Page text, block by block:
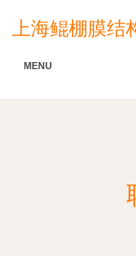
上海鲲棚膜结
MENU